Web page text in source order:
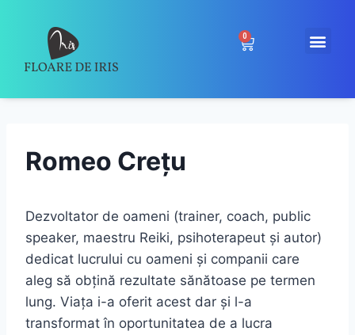
0
Romeo Crețu
Dezvoltator de oameni (trainer, coach, public
speaker, maestru Reiki, psihoterapeut şi autor)
dedicat lucrului cu oameni și companii care
aleg să obțină rezultate sănătoase pe termen
lung. Viața i-a oferit acest dar și l-a
transformat în oportunitatea de a lucra